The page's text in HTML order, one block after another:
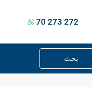
70 273 272
بحث